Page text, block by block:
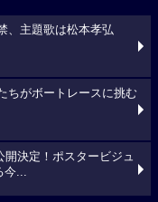
、主題歌は松本孝弘
ちがボートレースに挑む
開決定！ポスタービジュ
今...